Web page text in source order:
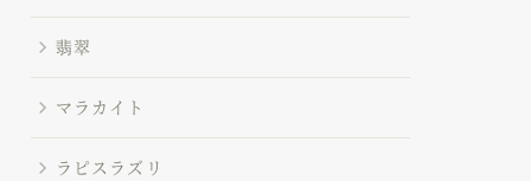
翡翠
マラカイト
ラピスラズリ